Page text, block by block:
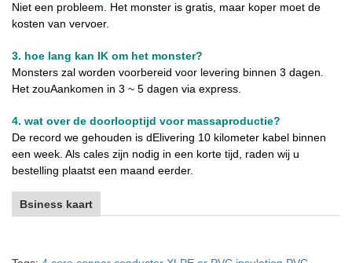
Niet een probleem. Het monster is gratis, maar koper moet de
kosten van vervoer.
3. hoe lang kan IK om het monster?
Monsters zal worden voorbereid voor levering binnen 3 dagen.
Het zouAankomen in 3 ~ 5 dagen via express.
4. wat over de doorlooptijd voor massaproductie?
De record we gehouden is dElivering 10 kilometer kabel binnen
een week. Als cales zijn nodig in een korte tijd, raden wij u
bestelling plaatst een maand eerder.
Bsiness kaart